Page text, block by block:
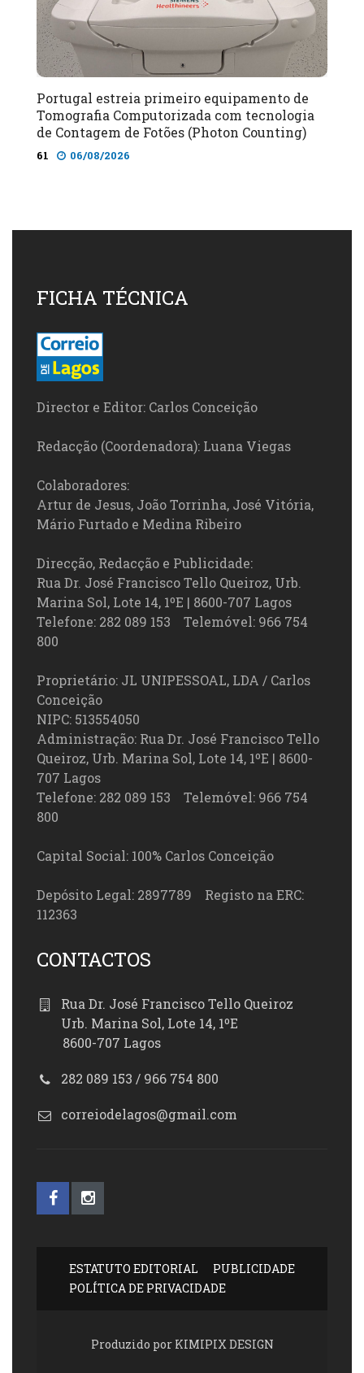
Portugal estreia primeiro equipamento de
Tomografia Computorizada com tecnologia
de Contagem de Fotões (Photon Counting)
61 06/08/2026
FICHA TÉCNICA
Director e Editor: Carlos Conceição
Redacção (Coordenadora): Luana Viegas
Colaboradores:
Artur de Jesus, João Torrinha, José Vitória,
Mário Furtado e Medina Ribeiro
Direcção, Redacção e Publicidade:
Rua Dr. José Francisco Tello Queiroz, Urb.
Marina Sol, Lote 14, 1ºE | 8600-707 Lagos
Telefone: 282 089 153 Telemóvel: 966 754
800
Proprietário: JL UNIPESSOAL, LDA / Carlos
Conceição
NIPC: 513554050
Administração: Rua Dr. José Francisco Tello
Queiroz, Urb. Marina Sol, Lote 14, 1ºE | 8600-
707 Lagos
Telefone: 282 089 153 Telemóvel: 966 754
800
Capital Social: 100% Carlos Conceição
Depósito Legal: 2897789 Registo na ERC:
112363
CONTACTOS
Rua Dr. José Francisco Tello Queiroz
Urb. Marina Sol, Lote 14, 1ºE
8600-707 Lagos
282 089 153 / 966 754 800
correiodelagos@gmail.com
ESTATUTO EDITORIAL
PUBLICIDADE
POLÍTICA DE PRIVACIDADE
Produzido por KIMIPIX DESIGN